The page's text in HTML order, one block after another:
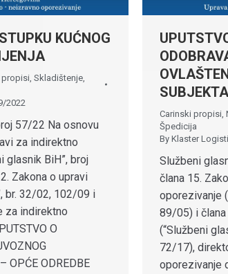
KUĆNOG
propisi Skladištenje
2022
57/22 Na osnovu
za indirektno
glasnik BiH”, broj
Zakona o upravi
br. 32/02, 102/09 i
za indirektno
O
OPĆE ODREDBE
Carinski propisi
Špedicija
By Klaster
Službeni
člana 15.
oporezivanje
89/05) i člana
(“Službeni
72/17),
oporezivanje